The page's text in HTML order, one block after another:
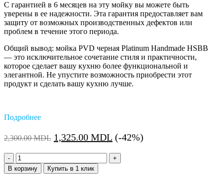
С гарантией в 6 месяцев на эту мойку вы можете быть
уверены в ее надежности. Эта гарантия предоставляет вам
защиту от возможных производственных дефектов или
проблем в течение этого периода.
Общий вывод: мойка PVD черная Platinum Handmade HSBB
— это исключительное сочетание стиля и практичности,
которое сделает вашу кухню более функциональной и
элегантной. Не упустите возможность приобрести этот
продукт и сделать вашу кухню лучше.
Подробнее
2,300.00MDL Первоначальная
2,300.00 MDL.
1,325.00 MDL Текущая
1,325.00 MDL.
(-42%)
Количество:
В корзину Купить в 1 клик